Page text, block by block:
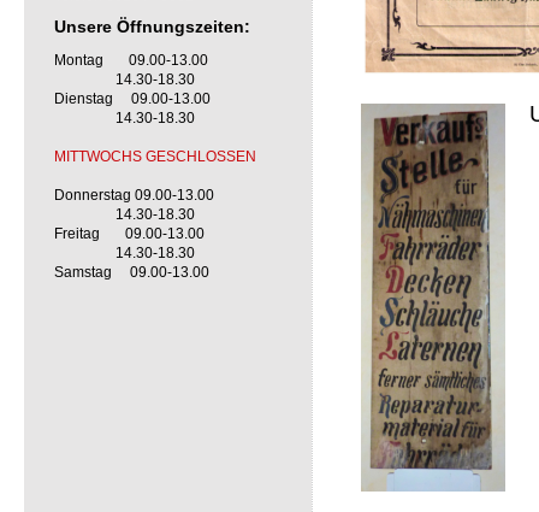
Unsere Öffnungszeiten:
Montag 09.00-13.00
14.30-18.30
Dienstag 09.00-13.00
14.30-18.30
MITTWOCHS GESCHLOSSEN
Donnerstag 09.00-13.00
14.30-18.30
Freitag 09.00-13.00
14.30-18.30
Samstag 09.00-13.00